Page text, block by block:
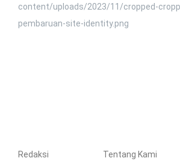
Redaksi Tentang Kami